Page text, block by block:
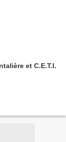
et C.E.T.I.